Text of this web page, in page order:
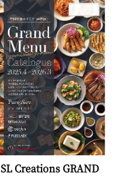
SL Creations GRAND